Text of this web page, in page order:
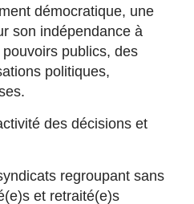
démocratique, une
son indépendance à
pouvoirs publics, des
politiques,
des décisions et
regroupant sans
et retraité(e)s